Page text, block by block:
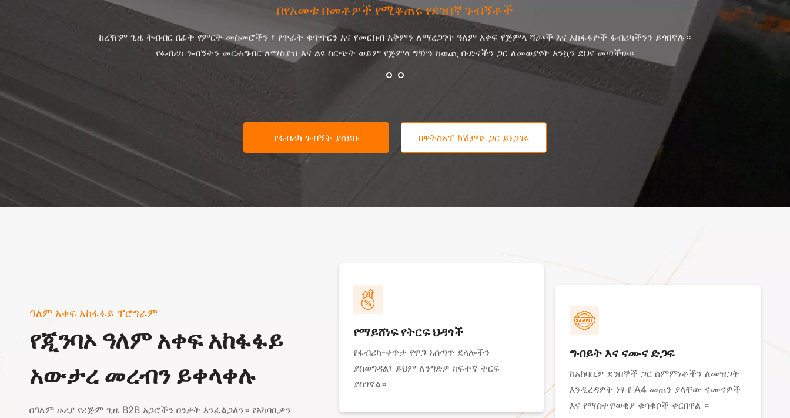
በየአመቱ በመቶዎች የሚቆጠሩ የደንበኛ ጉብኝቶች
ከረዥም ጊዜ ትብብር በፊት የምርት መስመሮችን ፣ የጥራት ቁጥጥርን እና የመርከብ አቅምን ለማረጋገጥ ዓለም አቀፍ የጅምላ ሻጮች እና አከፋፋዮች ፋብሪካችንን ይጎበኛሉ።
የፋብሪካ ጉብኝትን መርሐግብር ለማስያዝ እና ልዩ ስርጭት ወይም የጅምላ ግዥን ከወጪ ቡድናችን ጋር ለመወያየት እንኳን ደህና መጣችሁ።
የፋብሪካ ጉብኝት ያስይዙ በዋትስአፕ ከሽያጭ ጋር ይነጋገሩ
ዓለም አቀፍ አከፋፋይ ፕሮግራም
የጂንባኦ ዓለም አቀፍ አከፋፋይ
አውታረ መረብን ይቀላቀሉ
በዓለም ዙሪያ የረጅም ጊዜ B2B አጋሮችን በንቃት እንፈልጋለን። የአካባቢዎን
የማይሸነፍ የትርፍ ህዳጎች
የፋብሪካ-ቀጥታ የዋጋ አሰጣጥ ደላሎችን
ያስወግዳል፣ ይህም ለንግድዎ ከፍተኛ ትርፍ
ያስገኛል።
ግብይት እና ናሙና ድጋፍ
ከአከባቢዎ ደንበኞች ጋር ስምምነቶችን ለመዝጋት
እንዲረዳዎት ነፃ የ A4 መጠን ያላቸው ናሙናዎች
እና የማስተዋወቂያ ቁሳቁሶች ቀርበዋል ።